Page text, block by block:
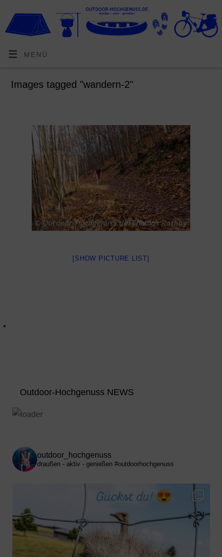
MENÜ
Images tagged "wandern-2"
[SHOW PICTURE LIST]
Outdoor-Hochgenuss NEWS
outdoor_hochgenuss
draußen - aktiv - genießen #outdoorhochgenuss